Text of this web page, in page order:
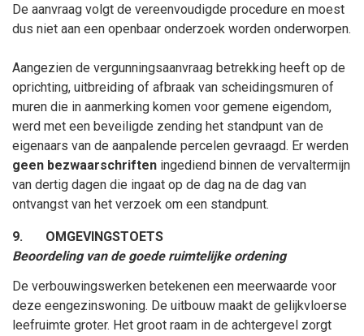
De aanvraag volgt de vereenvoudigde procedure en moest
dus niet aan een openbaar onderzoek worden onderworpen.
Aangezien de vergunningsaanvraag betrekking heeft op de
oprichting, uitbreiding of afbraak van scheidingsmuren of
muren die in aanmerking komen voor gemene eigendom,
werd met een beveiligde zending het standpunt van de
eigenaars van de aanpalende percelen gevraagd. Er werden
geen bezwaarschriften ingediend binnen de vervaltermijn
van dertig dagen die ingaat op de dag na de dag van
ontvangst van het verzoek om een standpunt.
9.
OMGEVINGSTOETS
Beoordeling van de goede ruimtelijke ordening
De verbouwingswerken betekenen een meerwaarde voor
deze eengezinswoning. De uitbouw maakt de gelijkvloerse
leefruimte groter. Het groot raam in de achtergevel zorgt